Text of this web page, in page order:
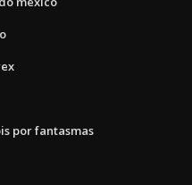
por fantasmas